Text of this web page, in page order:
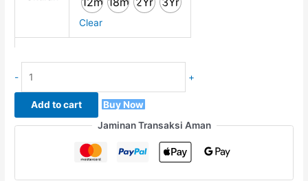
Clear
- +
Add to cart
Buy Now
Jaminan Transaksi Aman